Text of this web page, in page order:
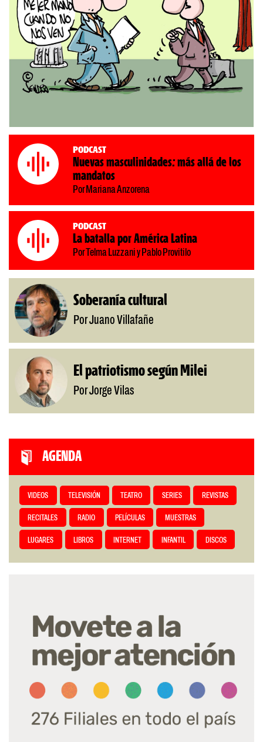
Podcast
Nuevas masculinidades: más allá de los
mandatos
Por Mariana Anzorena
Podcast
La batalla por América Latina
Por Telma Luzzani y Pablo Provitilo
Soberanía cultural
Por Juano Villafañe
El patriotismo según Milei
Por Jorge Vilas
AGENDA
VIDEOS TELEVISIÓN TEATRO SERIES REVISTAS
RECITALES RADIO PELÍCULAS MUESTRAS
LUGARES LIBROS INTERNET INFANTIL DISCOS